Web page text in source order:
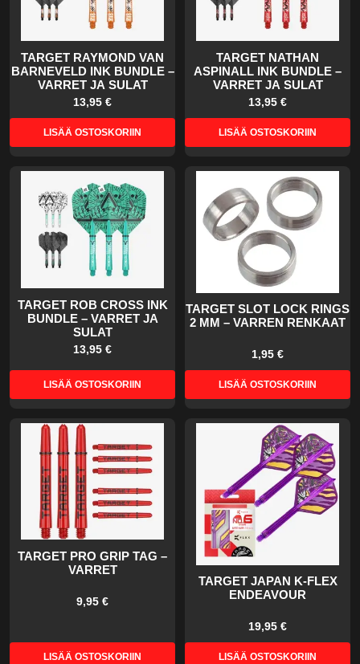
TARGET RAYMOND VAN
BARNEVELD INK BUNDLE –
VARRET JA SULAT
13,95 €
LISÄÄ OSTOSKORIIN
TARGET NATHAN
ASPINALL INK BUNDLE –
VARRET JA SULAT
13,95 €
LISÄÄ OSTOSKORIIN
TARGET ROB CROSS INK
BUNDLE – VARRET JA
SULAT
13,95 €
LISÄÄ OSTOSKORIIN
TARGET SLOT LOCK RINGS
2 MM – VARREN RENKAAT
1,95 €
LISÄÄ OSTOSKORIIN
TARGET PRO GRIP TAG –
VARRET
9,95 €
LISÄÄ OSTOSKORIIN
TARGET JAPAN K-FLEX
ENDEAVOUR
19,95 €
LISÄÄ OSTOSKORIIN